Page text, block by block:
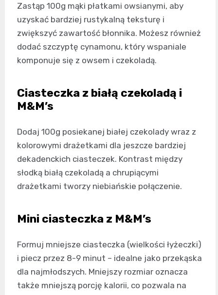
Zastąp 100g mąki płatkami owsianymi, aby
uzyskać bardziej rustykalną teksturę i
zwiększyć zawartość błonnika. Możesz również
dodać szczyptę cynamonu, który wspaniale
komponuje się z owsem i czekoladą.
Ciasteczka z białą czekoladą i
M&M’s
Dodaj 100g posiekanej białej czekolady wraz z
kolorowymi drażetkami dla jeszcze bardziej
dekadenckich ciasteczek. Kontrast między
słodką białą czekoladą a chrupiącymi
drażetkami tworzy niebiańskie połączenie.
Mini ciasteczka z M&M’s
Formuj mniejsze ciasteczka (wielkości łyżeczki)
i piecz przez 8-9 minut – idealne jako przekąska
dla najmłodszych. Mniejszy rozmiar oznacza
także mniejszą porcję kalorii, co pozwala na